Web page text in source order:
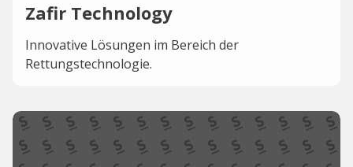
Zafir Technology
Innovative Lösungen im Bereich der
Rettungstechnologie.